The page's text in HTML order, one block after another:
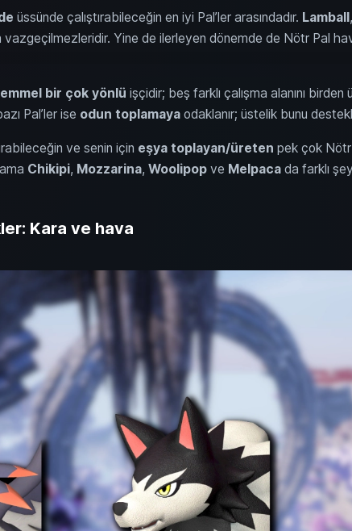
üssünde çalıştırabileceğin en iyi Pal’ler arasındadır. Lamball,
vazgeçilmezleridir. Yine de ilerleyen dönemde de Nötr Pal
bir çok yönlü işçidir; beş farklı çalışma alanını birden
Pal’ler ise odun toplamayaodaklanır; üstelik bunu
ve senin için eşya toplayan/üreten pek çok Nötr
Chikipi, Mozzarina, Woolipopve Melpacada farklı
Kara ve hava